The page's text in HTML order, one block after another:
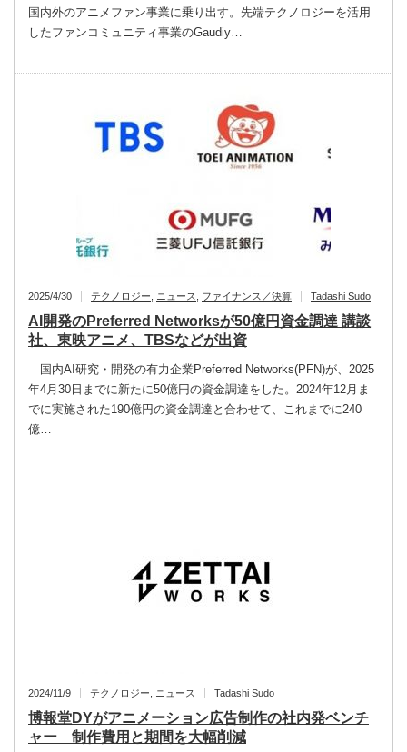
国内外のアニメファン事業に乗り出す。先端テクノロジーを活用
したファンコミュニティ事業のGaudiy…
2025/4/30 テクノロジー ニュース ファイナンス／決算 Tadashi Sudo
AI開発のPreferred Networksが50億円資金調達 講談
社、東映アニメ、TBSなどが出資
国内AI研究・開発の有力企業Preferred Networks(PFN)が、2025
年4月30日までに新たに50億円の資金調達をした。2024年12月ま
でに実施された190億円の資金調達と合わせて、これまでに240
億…
2024/11/9 テクノロジー ニュース Tadashi Sudo
博報堂DYがアニメーション広告制作の社内発ベンチ
ャー 制作費用と期間を大幅削減